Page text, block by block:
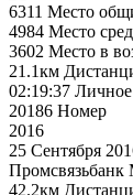
6311 Место
4984 Место
3602 Место в
21.1км
02:19:37
20186 Номер
2016
25 Сентября
42.2км